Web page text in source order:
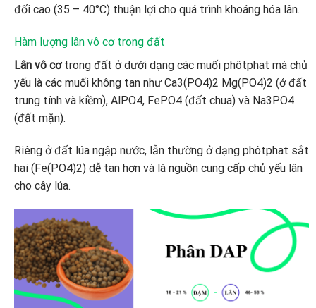
đối cao (35 – 40°C) thuận lợi cho quá trình khoáng hóa lân.
Hàm lượng lân vô cơ trong đất
Lân vô cơtrong đất ở dưới dạng các muối phôtphat mà chủ
yếu là các muối không tan như Ca3(PO4)2 Mg(PO4)2 (ở đất
trung tính và kiềm), AlPO4, FePO4 (đất chua) và Na3PO4
(đất mặn).
Riêng ở đất lúa ngập nước, lẫn thường ở dạng phôtphat sắt
hai (Fe(PO4)2) dễ tan hơn và là nguồn cung cấp chủ yếu lân
cho cây lúa.